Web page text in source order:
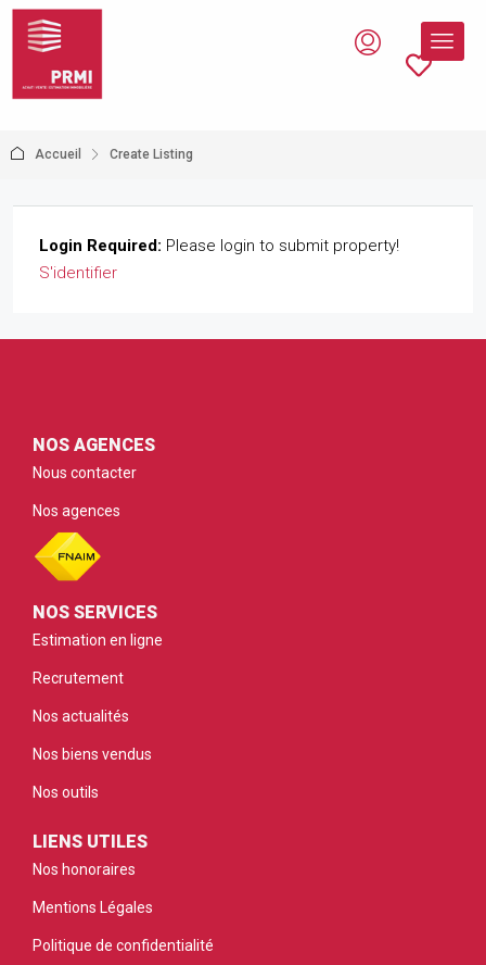
Accueil Create Listing
Login Required: Please login to submit property!
S'identifier
NOS AGENCES
Nous contacter
Nos agences
NOS SERVICES
Estimation en ligne
Recrutement
Nos actualités
Nos biens vendus
Nos outils
LIENS UTILES
Nos honoraires
Mentions Légales
Politique de confidentialité